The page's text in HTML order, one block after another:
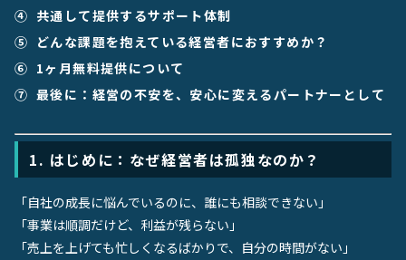
共通して提供するサポート体制
どんな課題を抱えている経営者におすすめか？
1ヶ月無料提供について
最後に：経営の不安を、安心に変えるパートナーとして
1. はじめに：なぜ経営者は孤独なのか？
「自社の成長に悩んでいるのに、誰にも相談できない」
「事業は順調だけど、利益が残らない」
「売上を上げても忙しくなるばかりで、自分の時間がない」